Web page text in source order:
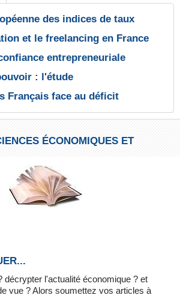
des indices de taux
et le freelancing en France
entrepreneuriale
: l'étude
Français face au déficit
ÉCONOMIQUES ET
décrypter l'actualité économique ? et
vue ? Alors soumettez vos articles à